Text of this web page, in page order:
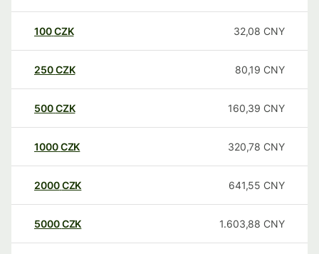
100CZK 32,08 CNY
250CZK 80,19 CNY
500CZK 160,39 CNY
1000CZK 320,78 CNY
2000CZK 641,55 CNY
5000CZK 1.603,88 CNY